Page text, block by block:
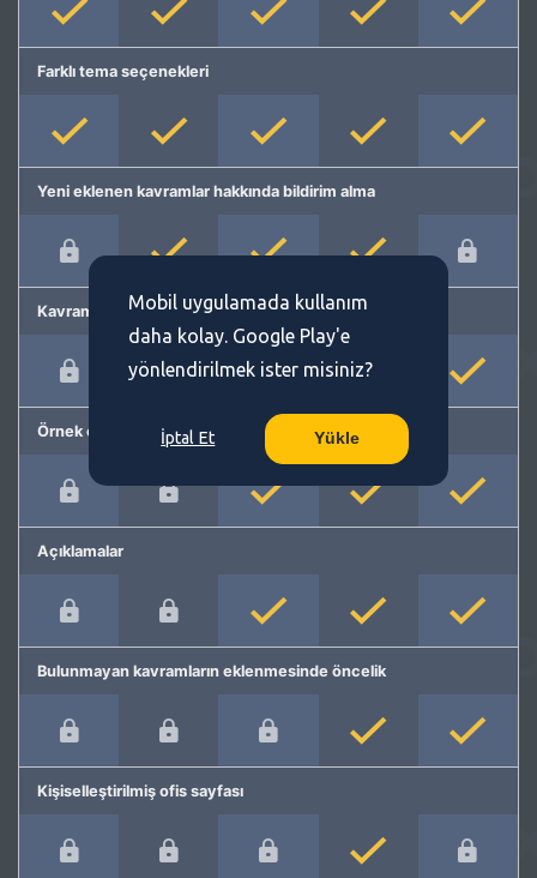
Farklı tema seçenekleri
Yeni eklenen kavramlar hakkında bildirim alma
Kavram önerme
Örnek cümleler
Açıklamalar
Bulunmayan kavramların eklenmesinde öncelik
Kişiselleştirilmiş ofis sayfası
Mobil uygulamada kullanım
daha kolay. Google Play'e
yönlendirilmek ister misiniz?
İptal Et Yükle